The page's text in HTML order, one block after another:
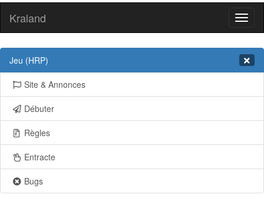
Kraland
Jeu (HRP)
Site & Annonces
Débuter
Règles
Entracte
Bugs